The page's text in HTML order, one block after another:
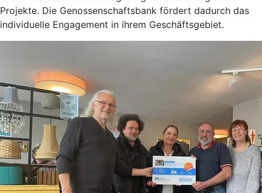
Projekte. Die Genossenschaftsbank fördert dadurch das
individuelle Engagement in ihrem Geschäftsgebiet.